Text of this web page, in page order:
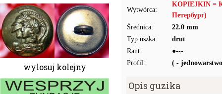
wylosuj kolejny
Wytwórca:
KOPIEJKIN
Петербург)
Średnica:
22.0 mm
Typ uszka:
drut
Rant:
●---
Profil:
( -
Opis guzika